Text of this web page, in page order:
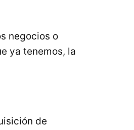
negocios o
ya tenemos, la
de